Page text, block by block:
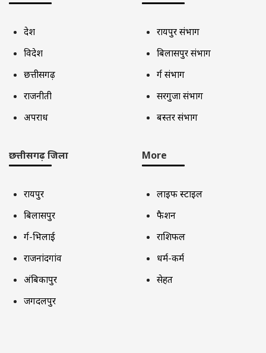
देश
विदेश
छत्तीसगढ़
राजनीती
अपराध
रायपुर संभाग
बिलासपुर संभाग
दुर्ग संभाग
सरगुजा संभाग
बस्तर संभाग
छत्तीसगढ़ जिला
रायपुर
बिलासपुर
दुर्ग-भिलाई
राजनांदगांव
अंबिकापुर
जगदलपुर
More
लाइफ स्टाइल
फैशन
राशिफल
धर्म-कर्म
सेहत